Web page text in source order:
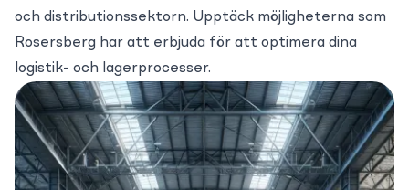
och distributionssektorn. Upptäck möjligheterna som
Rosersberg har att erbjuda för att optimera dina
logistik- och lagerprocesser.